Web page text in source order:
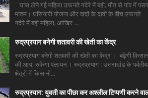
घास लेने गई महिला उफनते गदेरे में बही, मौत से गांव में
मातम। घसियारी योजना और वादों के दावों के बीच उफनते
गदेरे में बही महिला, आखिर ...
रुद्रप्रयाग बनेगी शतावरी की खेती का केंद्र
रुद्रप्रयाग बनेगी शतावरी की खेती का केंद्र । बढ़ेगी
की आय, रुकेगा पलायन । रुद्रप्रयाग : उत्तराखंड के पर्वतीय
क्षेत्रों में किसानों...
रुद्रप्रयाग: युवती का पीछा कर अश्लील टिप्पणी करने